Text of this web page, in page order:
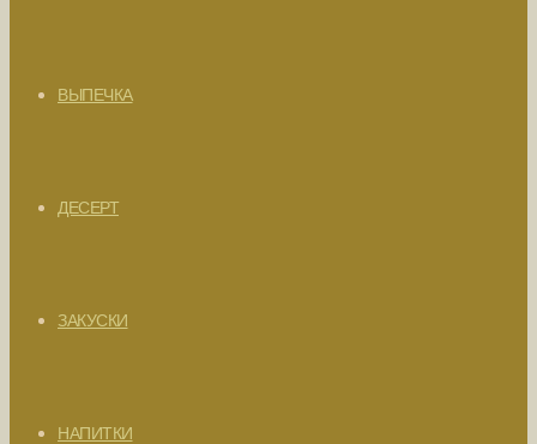
ВЫПЕЧКА
ДЕСЕРТ
ЗАКУСКИ
НАПИТКИ